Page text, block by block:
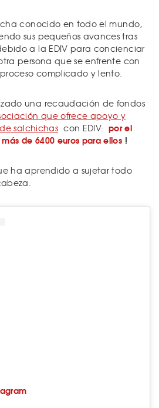
conocido en todo el mundo,
sus pequeños avances tras
a la EDIV para concienciar
persona que se enfrente con
complicado y lento.
una recaudación de fondos
que ofrece apoyo y
salchichas con EDIV: por el
de 6400 euros para ellos !
ha aprendido a sujetar todo